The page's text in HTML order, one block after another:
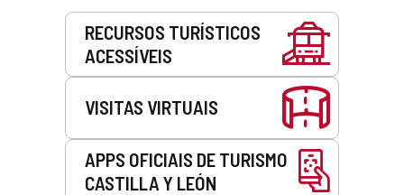
RECURSOS TURÍSTICOS
ACESSÍVEIS
VISITAS VIRTUAIS
APPS OFICIAIS DE TURISMO
CASTILLA Y LEÓN